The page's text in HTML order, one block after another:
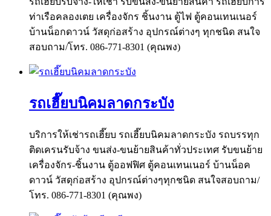
ท่าเรือคลองเตย เครื่องจักร ชิ้นงาน ตู้ไฟ ตู้คอนเทนเนอร์
บ้านน็อกดาวน์ วัสดุก่อสร้าง อุปกรณ์ต่างๆ ทุกชนิด สนใจ
สอบถาม/โทร. 086-771-8301 (คุณพง)
รถเฮี๊ยบนิคมลาดกระบัง
บริการให้เช่ารถเฮี๊ยบ รถเฮี๊ยบนิคมลาดกระบัง รถบรรทุก
ติดเครนรับจ้าง ขนส่ง-ขนย้ายสินค้าทั่วประเทศ รับขนย้าย
เครื่องจักร-ชิ้นงาน ตู้ออฟฟิศ ตู้คอนเทนเนอร์ บ้านน็อค
ดาวน์ วัสดุก่อสร้าง อุปกรณ์ต่างๆทุกชนิด สนใจสอบถาม/
โทร. 086-771-8301 (คุณพง)